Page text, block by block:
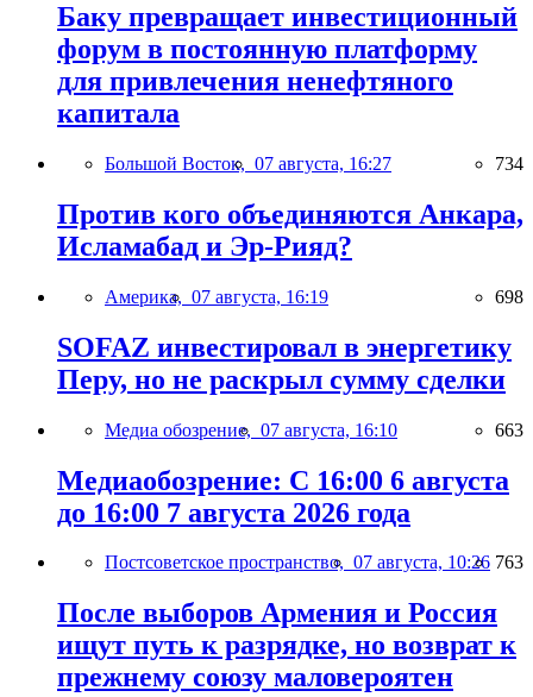
Баку превращает инвестиционный
форум в постоянную платформу
для привлечения ненефтяного
капитала
Большой Восток, 07 августа, 16:27 734
Против кого объединяются Анкара,
Исламабад и Эр-Рияд?
Америка, 07 августа, 16:19 698
SOFAZ инвестировал в энергетику
Перу, но не раскрыл сумму сделки
Медиа обозрение, 07 августа, 16:10 663
Медиаобозрение: С 16:00 6 августа
до 16:00 7 августа 2026 года
Постсоветское пространство, 07 августа, 10:26 763
После выборов Армения и Россия
ищут путь к разрядке, но возврат к
прежнему союзу маловероятен